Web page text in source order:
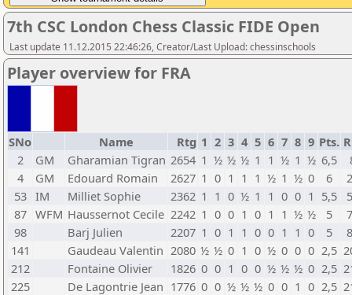
7th CSC London Chess Classic FIDE Open
Last update 11.12.2015 22:46:26, Creator/Last Upload: chessinschools
Player overview for FRA
SNo Name Rtg 1 2 3 4 5 6 7 8 9 Pts.
2
GM Gharamian Tigran 2654 1 ½ ½ ½ 1 1 ½ 1 ½ 6,5
4
GM Edouard Romain 2627 1 0 1 1 1 ½ 1 ½ 0 6
53 IM Milliet Sophie 2362 1 1 0 ½ 1 1 0 0 1 5,5
87 WFM Haussernot Cecile 2242 1 0 0 1 0 1 1 ½ ½ 5
98
Barj Julien 2207 1 0 1 1 0 0 1 1 0 5
141
Gaudeau Valentin 2080 ½ ½ 0 1 0 ½ 0 0 0 2,5
212
Fontaine Olivier 1826 0 0 1 0 0 ½ ½ ½ 0 2,5
225
De Lagontrie Jean 1776 0 0 ½ ½ ½ 0 0 1 0 2,5